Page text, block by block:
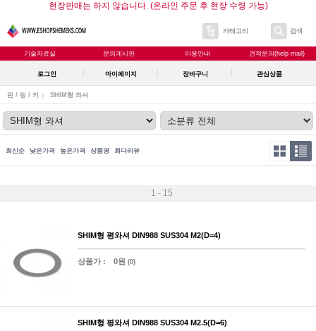
현장판매는 하지 않습니다. (온라인 주문 후 현장 수령 가능)
카테고리 검색
기술자료실 문의게시판 이용안내 견적문의(help mail)
로그인 마이페이지 장바구니 관심상품
핀 / 링 / 키 SHIM형 와셔
최신순 낮은가격 높은가격 상품명 최다리뷰
1 - 15
SHIM형 평와셔 DIN988 SUS304 M2(D=4)
상품가 : 0원 (0)
SHIM형 평와셔 DIN988 SUS304 M2.5(D=6)